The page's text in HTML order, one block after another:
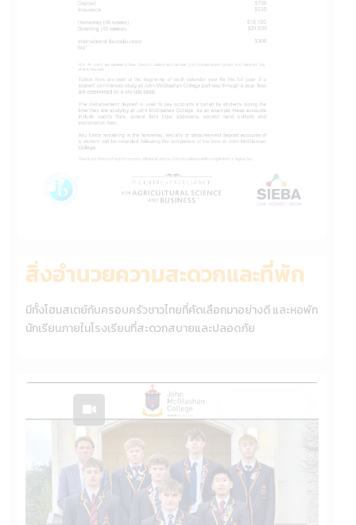
สิ่งอำนวยความสะดวกและที่พัก
มีทั้งโฮมสเตย์กับครอบครัวชาวไทยที่คัดเลือกมาอย่างดี และหอพัก
นักเรียนภายในโรงเรียนที่สะดวกสบายและปลอดภัย